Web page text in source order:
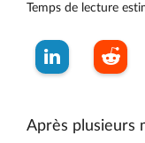
Temps de lecture
Après plusieurs